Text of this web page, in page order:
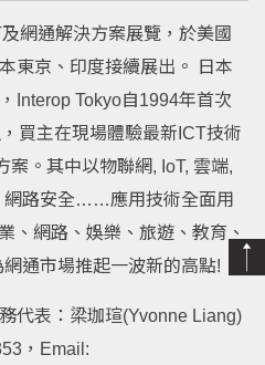
網通解決方案展覽，於美國
東京、印度接續展出。 日本
Interop Tokyo自1994年首次
買主在現場體驗最新ICT技術
。其中以物聯網, IoT, 雲端,
網路安全……應用技術全面用
、網路、娛樂、旅遊、教育、
通市場推起一波新的高點!
代表：梁珈瑄(Yvonne Liang)
，Email: